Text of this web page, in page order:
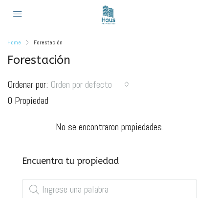
Home Forestación
Forestación
0 Propiedad
Ordenar por: Orden por defecto
No se encontraron propiedades.
Encuentra tu propiedad